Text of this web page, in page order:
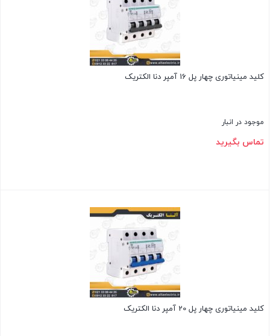
کلید مینیاتوری چهار پل 16 آمپر دنا الکتریک
موجود در انبار
تماس بگیرید
کلید مینیاتوری چهار پل 20 آمپر دنا الکتریک